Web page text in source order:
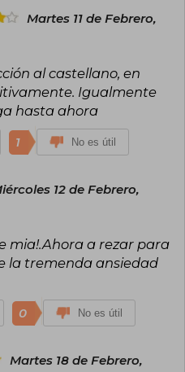
Martes 11 de Febrero,
al castellano, en
Igualmente
hasta ahora
1 No es útil
12 de Febrero,
mia!.Ahora a rezar para
la tremenda ansiedad
0 No es útil
Martes 18 de Febrero,